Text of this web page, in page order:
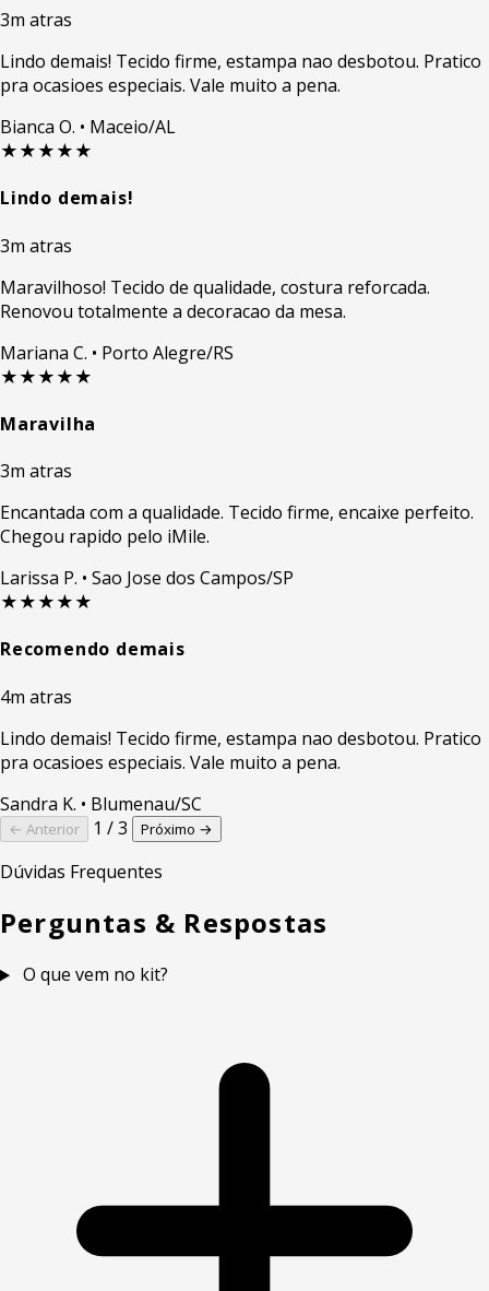
3m atras
Lindo demais! Tecido firme, estampa nao desbotou. Pratico
pra ocasioes especiais. Vale muito a pena.
Bianca O. • Maceio/AL
★★★★★
Lindo demais!
3m atras
Maravilhoso! Tecido de qualidade, costura reforcada.
Renovou totalmente a decoracao da mesa.
Mariana C. • Porto Alegre/RS
★★★★★
Maravilha
3m atras
Encantada com a qualidade. Tecido firme, encaixe perfeito.
Chegou rapido pelo iMile.
Larissa P. • Sao Jose dos Campos/SP
★★★★★
Recomendo demais
4m atras
Lindo demais! Tecido firme, estampa nao desbotou. Pratico
pra ocasioes especiais. Vale muito a pena.
Sandra K. • Blumenau/SC
← Anterior 1 / 3 Próximo →
Dúvidas Frequentes
Perguntas & Respostas
O que vem no kit?